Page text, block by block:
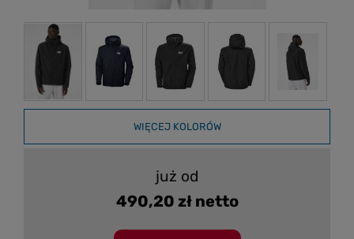
WIĘCEJ KOLORÓW
już od
490,20 zł netto